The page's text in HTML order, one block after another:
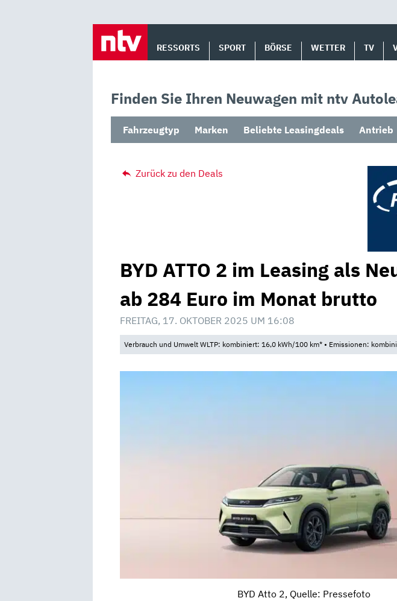
RESSORTS SPORT BÖRSE WETTER TV
Finden Sie Ihren Neuwagen mit ntv
Fahrzeugtyp Marken Beliebte Leasingdeals Antrieb
Zurück zu den Deals
BYD ATTO 2 im Leasing als
ab 284 Euro im Monat brutto
FREITAG, 17. OKTOBER 2025 UM 16:08
Verbrauch und Umwelt WLTP: kombiniert: 16,0 kWh/100 km* • Emissionen:
BYD Atto 2, Quelle: Pressefoto